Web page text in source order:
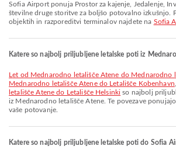
Sofia Airport ponuja Prostor za kajenje, Jedalenje, Invalidenčki voziček in
številne druge storitve za boljšo potovalno izkušnjo.
objektih in razporeditvi terminalov najdete na Sofia
Katere so najbolj priljubljene letalske poti iz
let od Mednarodno letališče Atene do Mednarodno
Mednarodno letališče Atene do Letališče Kobenhavn
letališče Atene do Letališče Helsinki so najbolj
iz Mednarodno letališče Atene. Te povezave
vaše potovanje.
Katere so najbolj priljubljene letalske poti do Sofia